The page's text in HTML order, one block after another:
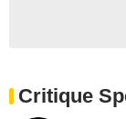
Critique